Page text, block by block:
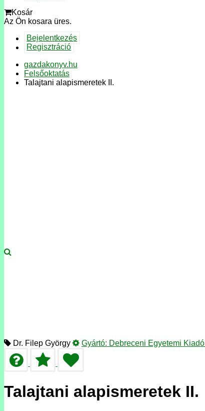
Kosár
Az Ön kosara üres.
Bejelentkezés
Regisztráció
gazdakonyv.hu
Felsőoktatás
Talajtani alapismeretek II.
Dr. Filep György Gyártó: Debreceni Egyetemi Kiadó
Talajtani alapismeretek II.